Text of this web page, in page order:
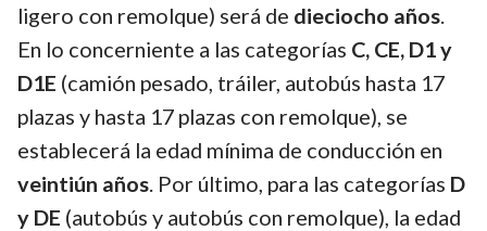
ligero con remolque) será de dieciocho años.
En lo concerniente a las categorías C, CE, D1 y
D1E (camión pesado, tráiler, autobús hasta 17
plazas y hasta 17 plazas con remolque), se
establecerá la edad mínima de conducción en
veintiún años. Por último, para las categorías D
y DE (autobús y autobús con remolque), la edad